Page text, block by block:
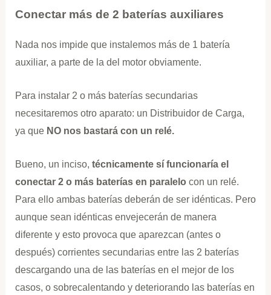
Conectar más de 2 baterías auxiliares
Nada nos impide que instalemos más de 1 batería
auxiliar, a parte de la del motor obviamente.
Para instalar 2 o más baterías secundarias
necesitaremos otro aparato: un Distribuidor de Carga,
ya que NO nos bastará con un relé.
Bueno, un inciso, técnicamente sí funcionaría el
conectar 2 o más baterías en paralelo con un relé.
Para ello ambas baterías deberán de ser idénticas. Pero
aunque sean idénticas envejecerán de manera
diferente y esto provoca que aparezcan (antes o
después) corrientes secundarias entre las 2 baterías
descargando una de las baterías en el mejor de los
casos, o sobrecalentando y deteriorando las baterías en